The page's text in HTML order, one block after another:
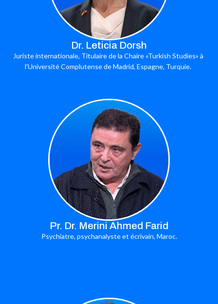
Dr. Leticia Dorsh
Juriste internationale, Titulaire de la Chaire «Turkish Studies» à
l’Université Complutense de Madrid, Espagne, Turquie.
Pr. Dr. Merini Ahmed Farid
Psychiatre, psychanalyste et écrivain, Maroc.